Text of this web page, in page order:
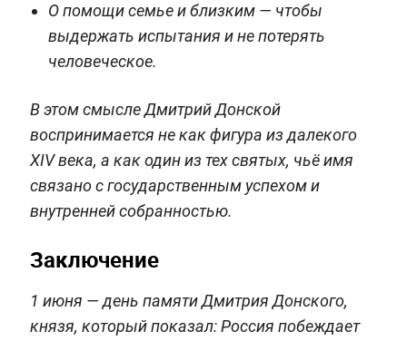
О помощи семье и близким — чтобы
выдержать испытания и не потерять
человеческое.
В этом смысле Дмитрий Донской
воспринимается не как фигура из далекого
XIV века, а как один из тех святых, чьё имя
связано с государственным успехом и
внутренней собранностью.
Заключение
1 июня — день памяти Дмитрия Донского,
князя, который показал: Россия побеждает